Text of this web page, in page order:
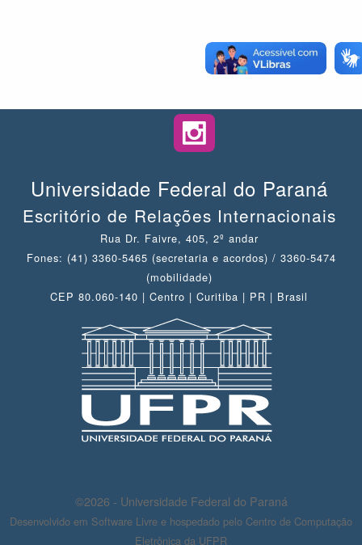
Universidade Federal do Paraná
Escritório de Relações Internacionais
Rua Dr. Faivre, 405, 2º andar
Fones: (41) 3360-5465 (secretaria e acordos) / 3360-5474
(mobilidade)
CEP 80.060-140 | Centro | Curitiba | PR | Brasil
©2026 - Universidade Federal do Paraná
Desenvolvido em Software Livre e hospedado pelo Centro de Computação
Eletrônica da UFPR